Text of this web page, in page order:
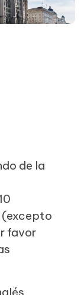
de la
(excepto
favor